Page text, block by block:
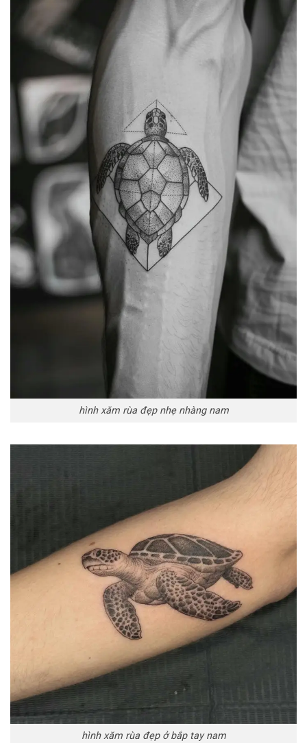
hình xăm rùa đẹp nhẹ nhàng nam
hình xăm rùa đẹp ở bắp tay nam